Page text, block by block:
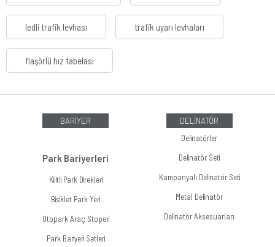
ledli trafik levhası trafik uyarı levhaları
flaşörlü hız tabelası
BARİYER
Park Bariyerleri
Kilitli Park Direkleri
Bisiklet Park Yeri
Otopark Araç Stoperi
Park Bariyeri Setleri
DELİNATÖR
Delinatörler
Delinatör Seti
Kampanyalı Delinatör Seti
Metal Delinatör
Delinatör Aksesuarları